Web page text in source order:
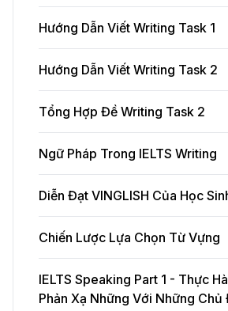
Hướng Dẫn Viết Writing Task 1
Hướng Dẫn Viết Writing Task 2
Tổng Hợp Đề Writing Task 2
Ngữ Pháp Trong IELTS Writing
Diễn Đạt VINGLISH Của Học
Chiến Lược Lựa Chọn Từ Vựng
IELTS Speaking Part 1 - Thực
Phản Xạ Những Với Những Chủ